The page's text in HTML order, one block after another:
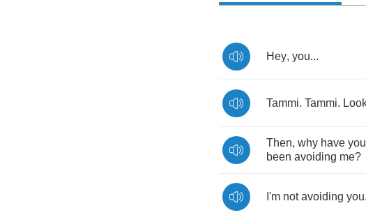
Hey, you...
Tammi. Tammi.
Then, why have you
been avoiding me?
I'm not avoiding you.